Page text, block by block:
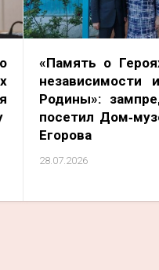
«Память о
независимости
Родины»:
посетил
Егорова
28.07.2026